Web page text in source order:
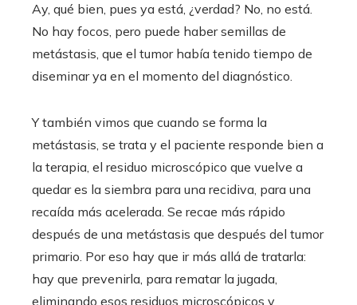
Ay, qué bien, pues ya está, ¿verdad? No, no está.
No hay focos, pero puede haber semillas de
metástasis, que el tumor había tenido tiempo de
diseminar ya en el momento del diagnóstico.
Y también vimos que cuando se forma la
metástasis, se trata y el paciente responde bien a
la terapia, el residuo microscópico que vuelve a
quedar es la siembra para una recidiva, para una
recaída más acelerada. Se recae más rápido
después de una metástasis que después del tumor
primario. Por eso hay que ir más allá de tratarla:
hay que prevenirla, para rematar la jugada,
eliminando esos residuos microscópicos y